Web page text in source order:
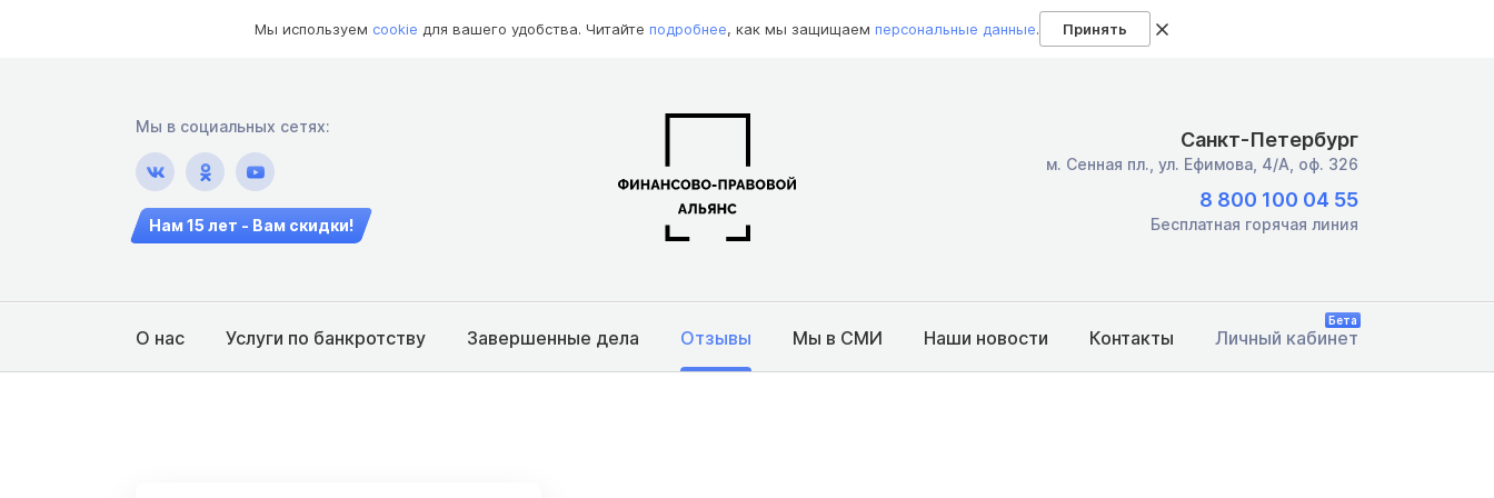
Мы используем cookie для вашего удобства. Читайте подробнее, как мы защищаем персональные данные. Принять
Мы в социальных сетях:
Нам 15 лет - Вам скидки!
Санкт-Петербург
м. Сенная пл., ул. Ефимова, 4/А, оф. 326
8 800 100 04 55
Бесплатная горячая линия
О нас Услуги по банкротству Завершенные дела Отзывы Мы в СМИ Наши новости Контакты Личный кабинет
Бета